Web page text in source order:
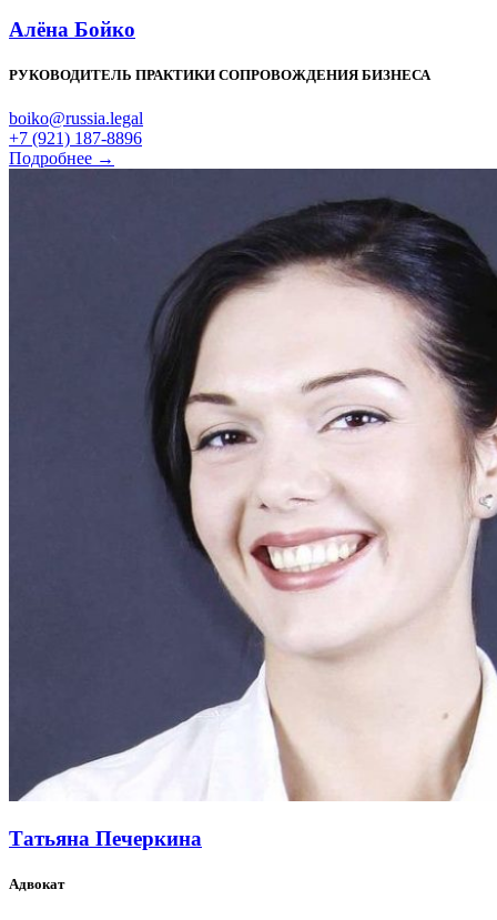
Алёна Бойко
РУКОВОДИТЕЛЬ ПРАКТИКИ СОПРОВОЖДЕНИЯ БИЗНЕСА
boiko@russia.legal
+7 (921) 187-8896
Подробнее →
Татьяна Печеркина
Адвокат